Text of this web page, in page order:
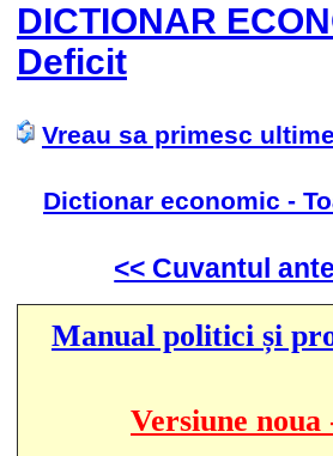
DICTIONAR
Deficit
Vreau sa primesc
Dictionar economic -
<< Cuvantul
Manual politici și
Versiune